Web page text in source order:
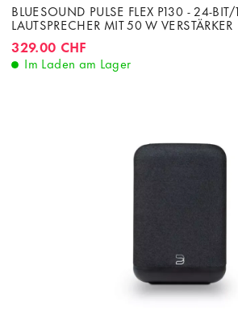
BLUESOUND PULSE FLEX P130 - 24-
LAUTSPRECHER MIT 50 W VERSTÄRKER
329.00 CHF
Im Laden am Lager